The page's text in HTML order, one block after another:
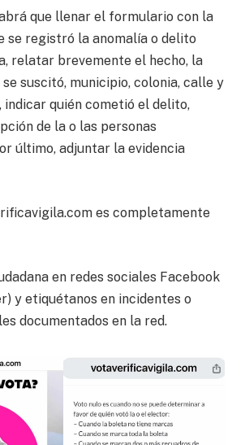
que llenar el formulario con la
se registró la anomalía o delito
relatar brevemente el hecho, la
suscitó, municipio, colonia, calle y
indicar quién cometió el delito,
de la o las personas
último, adjuntar la evidencia
es completamente
en redes sociales Facebook
y etiquétanos en incidentes o
documentados en la red.